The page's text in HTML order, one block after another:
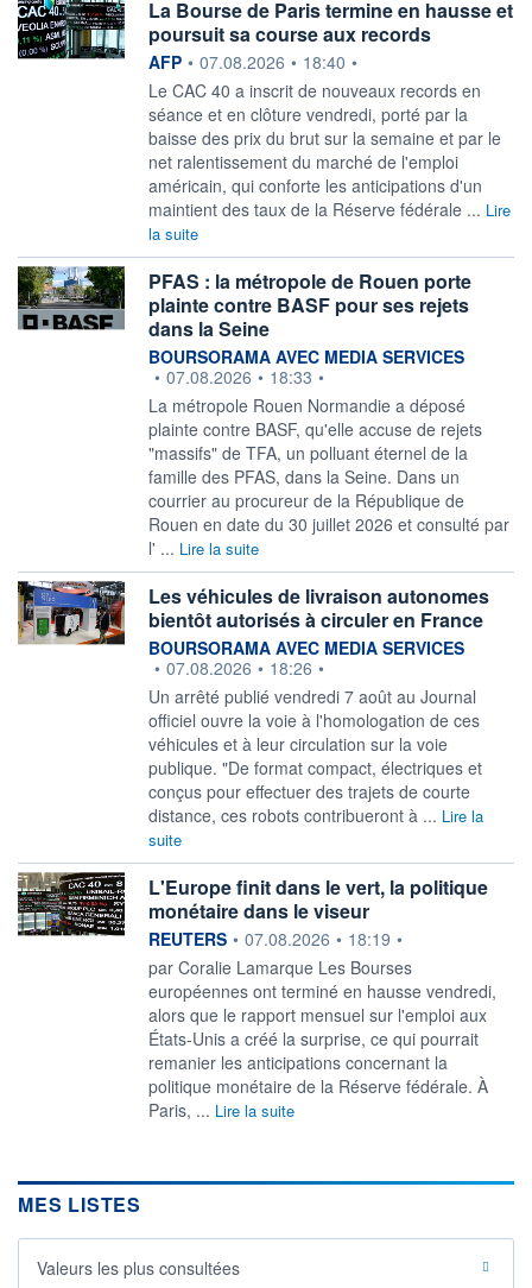
La Bourse de Paris termine en hausse et
poursuit sa course aux records
information fournie par
AFP • 07.08.2026 • 18:40 •
Le CAC 40 a inscrit de nouveaux records en
séance et en clôture vendredi, porté par la
baisse des prix du brut sur la semaine et par le
net ralentissement du marché de l'emploi
américain, qui conforte les anticipations d'un
maintient des taux de la Réserve fédérale ... Lire
la suite
PFAS : la métropole de Rouen porte
plainte contre BASF pour ses rejets
dans la Seine
information fournie par
BOURSORAMA AVEC MEDIA SERVICES
• 07.08.2026 • 18:33 •
La métropole Rouen Normandie a déposé
plainte contre BASF, qu'elle accuse de rejets
"massifs" de TFA, un polluant éternel de la
famille des PFAS, dans la Seine. Dans un
courrier au procureur de la République de
Rouen en date du 30 juillet 2026 et consulté par
l' ... Lire la suite
Les véhicules de livraison autonomes
bientôt autorisés à circuler en France
information fournie par
BOURSORAMA AVEC MEDIA SERVICES
• 07.08.2026 • 18:26 •
Un arrêté publié vendredi 7 août au Journal
officiel ouvre la voie à l'homologation de ces
véhicules et à leur circulation sur la voie
publique. "De format compact, électriques et
conçus pour effectuer des trajets de courte
distance, ces robots contribueront à ... Lire la
suite
L'Europe finit dans le vert, la politique
monétaire dans le viseur
information fournie par
REUTERS • 07.08.2026 • 18:19 •
par Coralie Lamarque Les Bourses
européennes ont terminé en hausse vendredi,
alors que le rapport mensuel sur l'emploi ‌aux
États-Unis a créé la surprise, ce qui pourrait
remanier les anticipations concernant la
politique monétaire de la Réserve fédérale. À
Paris, ... Lire la suite
MES LISTES
Valeurs les plus consultées